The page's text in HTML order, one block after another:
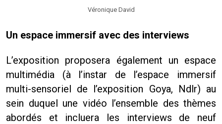
Véronique David
Un espace immersif avec des interviews
L’exposition proposera également un espace
multimédia (à l’instar de l’espace immersif
multi-sensoriel de l’exposition Goya, Ndlr) au
sein duquel une vidéo l’ensemble des thèmes
abordés et incluera les interviews de neuf